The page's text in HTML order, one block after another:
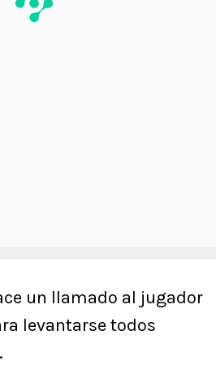
un llamado al jugador
levantarse todos